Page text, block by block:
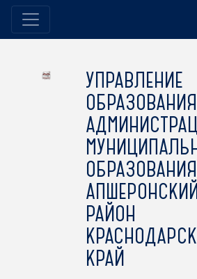
УПРАВЛЕНИЕ
ОБРАЗОВАНИЯ
ОБРАЗОВАНИЯ
АПШЕРОНСКИЙ
РАЙОН
КРАЙ